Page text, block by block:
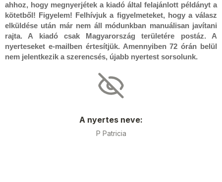
ahhoz, hogy megnyerjétek a kiadó által felajánlott példányt a
kötetből! Figyelem! Felhívjuk a figyelmeteket, hogy a válasz
elküldése után már nem áll módunkban manuálisan javítani
rajta. A kiadó csak Magyarország területére postáz. A
nyerteseket e-mailben értesítjük. Amennyiben 72 órán belül
nem jelentkezik a szerencsés, újabb nyertest sorsolunk.